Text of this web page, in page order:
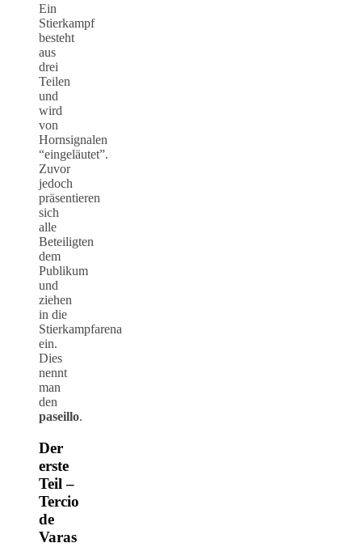
Ein
Stierkampf
besteht
aus
drei
Teilen
und
wird
von
Hornsignalen
“eingeläutet”.
Zuvor
jedoch
präsentieren
sich
alle
Beteiligten
dem
Publikum
und
ziehen
in die
Stierkampfarena
ein.
Dies
nennt
man
den
paseillo.
Der
erste
Teil –
Tercio
de
Varas